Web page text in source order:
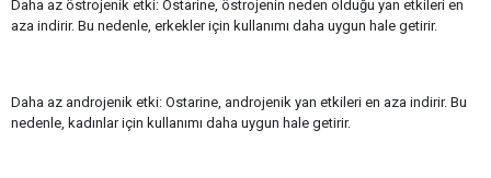
Daha az östrojenik etki: Ostarine, östrojenin neden olduğu yan etkileri en
aza indirir. Bu nedenle, erkekler için kullanımı daha uygun hale getirir.
Daha az androjenik etki: Ostarine, androjenik yan etkileri en aza indirir. Bu
nedenle, kadınlar için kullanımı daha uygun hale getirir.